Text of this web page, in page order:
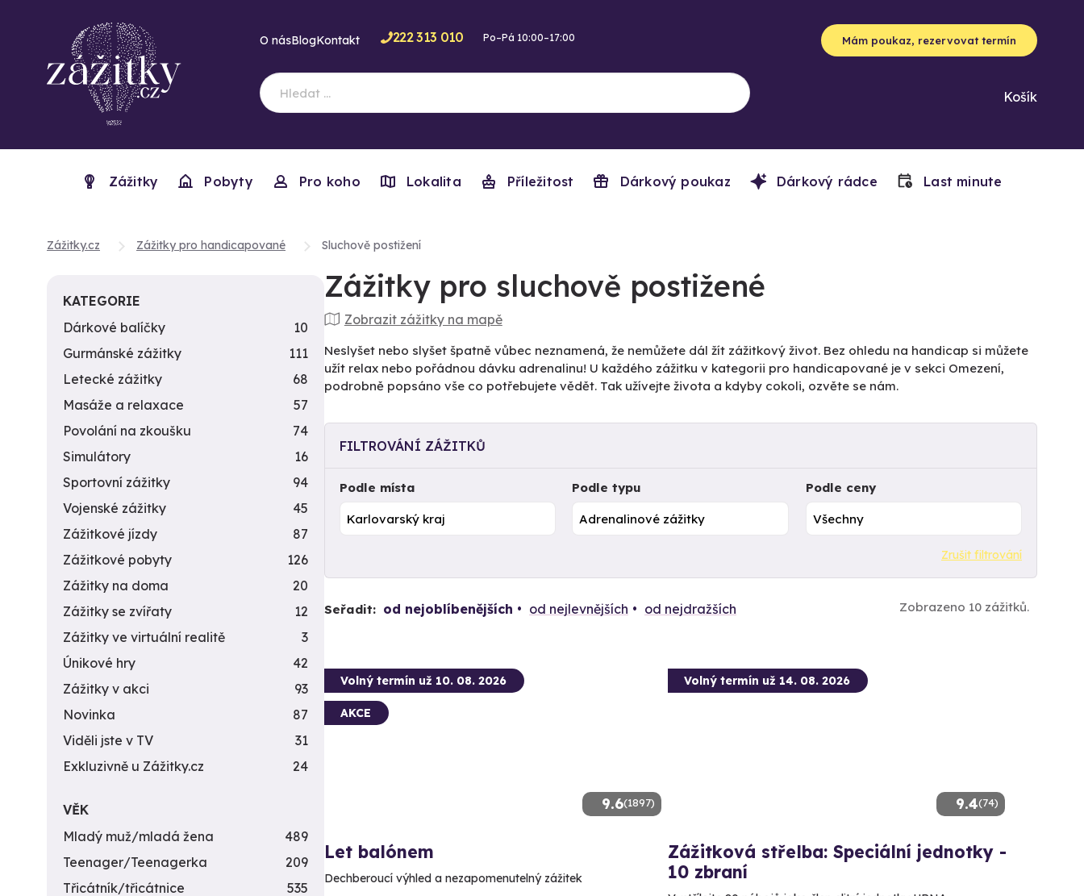
O násBlogKontakt 222 313 010 Po–Pá 10:00–17:00 Mám poukaz, rezervovat termín
Košík
Zážitky Pobyty Pro koho Lokalita Příležitost Dárkový poukaz Dárkový rádce Last minute
Zážitky.cz Zážitky pro handicapované Sluchově postižení
Zážitky pro sluchově postižené
Zobrazit zážitky na mapě
Neslyšet nebo slyšet špatně vůbec neznamená, že nemůžete dál žít zážitkový život. Bez ohledu na handicap si můžete
užít relax nebo pořádnou dávku adrenalinu! U každého zážitku v kategorii pro handicapované je v sekci Omezení,
podrobně popsáno vše co potřebujete vědět. Tak užívejte života a kdyby cokoli, ozvěte se nám.
FILTROVÁNÍ ZÁŽITKŮ
Podle místa Podle typu Podle ceny
Zrušit filtrování
Seřadit: od nejoblíbenějších od nejlevnějších od nejdražších Zobrazeno 10 zážitků.
9.6(1897)
Volný termín už 10. 08. 2026
AKCE
Let balónem
Dechberoucí výhled a nezapomenutelný zážitek
9.4(74)
Volný termín už 14. 08. 2026
Zážitková střelba: Speciální jednotky -
10 zbraní
KATEGORIE
Dárkové balíčky
10
Gurmánské zážitky
111
Letecké zážitky
68
Masáže a relaxace
57
Povolání na zkoušku
74
Simulátory
16
Sportovní zážitky
94
Vojenské zážitky
45
Zážitkové jízdy
87
Zážitkové pobyty
126
Zážitky na doma
20
Zážitky se zvířaty
12
Zážitky ve virtuální realitě
3
Únikové hry
42
Zážitky v akci
93
Novinka
87
Viděli jste v TV
31
Exkluzivně u Zážitky.cz
24
VĚK
Mladý muž/mladá žena
489
Teenager/Teenagerka
209
Třicátník/třicátnice
535